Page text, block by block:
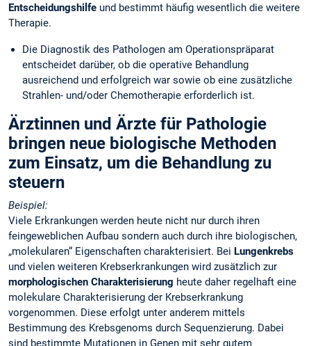
Entscheidungshilfe und bestimmt häufig wesentlich die weitere
Therapie.
Die Diagnostik des Pathologen am Operationspräparat
entscheidet darüber, ob die operative Behandlung
ausreichend und erfolgreich war sowie ob eine zusätzliche
Strahlen- und/oder Chemotherapie erforderlich ist.
Ärztinnen und Ärzte für Pathologie
bringen neue biologische Methoden
zum Einsatz, um die Behandlung zu
steuern
Beispiel:
Viele Erkrankungen werden heute nicht nur durch ihren
feingeweblichen Aufbau sondern auch durch ihre biologischen,
„molekularen“ Eigenschaften charakterisiert. Bei Lungenkrebs
und vielen weiteren Krebserkrankungen wird zusätzlich zur
morphologischen Charakterisierung heute daher regelhaft eine
molekulare Charakterisierung der Krebserkrankung
vorgenommen. Diese erfolgt unter anderem mittels
Bestimmung des Krebsgenoms durch Sequenzierung. Dabei
sind bestimmte Mutationen in Genen mit sehr gutem